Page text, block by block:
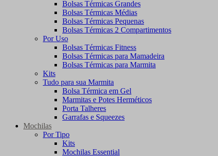
Bolsas Térmicas Grandes
Bolsas Térmicas Médias
Bolsas Térmicas Pequenas
Bolsas Térmicas 2 Compartimentos
Por Uso
Bolsas Térmicas Fitness
Bolsas Térmicas para Mamadeira
Bolsas Térmicas para Marmita
Kits
Tudo para sua Marmita
Bolsa Térmica em Gel
Marmitas e Potes Herméticos
Porta Talheres
Garrafas e Squeezes
Mochilas
Por Tipo
Kits
Mochilas Essential